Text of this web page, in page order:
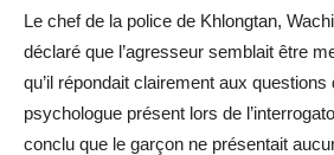
Le chef de la police de Khlongtan,
déclaré que l’agresseur semblait être
qu’il répondait clairement aux
psychologue présent lors de
conclu que le garçon ne présentait